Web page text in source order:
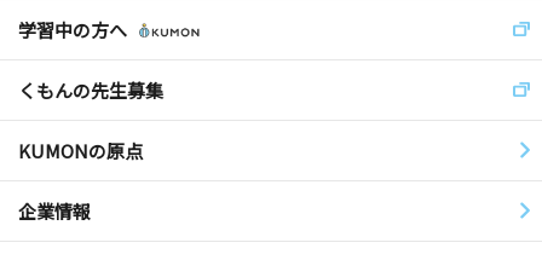
学習中の方へ
くもんの先生募集
KUMONの原点
企業情報